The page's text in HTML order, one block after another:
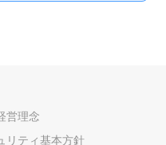
営理念
リティ基本方針